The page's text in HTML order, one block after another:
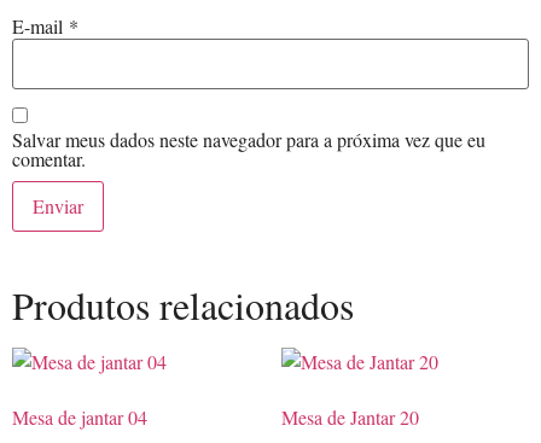
E-mail *
Salvar meus dados neste navegador para a próxima vez que eu
comentar.
Produtos relacionados
Mesa de jantar 04 Mesa de Jantar 20